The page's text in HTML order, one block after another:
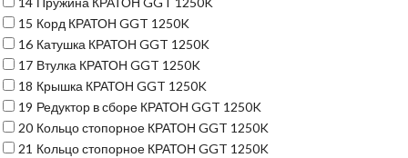
15 Корд КРАТОН GGT 1250K
16 Катушка КРАТОН GGT 1250K
17 Втулка КРАТОН GGT 1250K
18 Крышка КРАТОН GGT 1250K
19 Редуктор в сборе КРАТОН GGT 1250K
20 Кольцо стопорное КРАТОН GGT 1250K
21 Кольцо стопорное КРАТОН GGT 1250K